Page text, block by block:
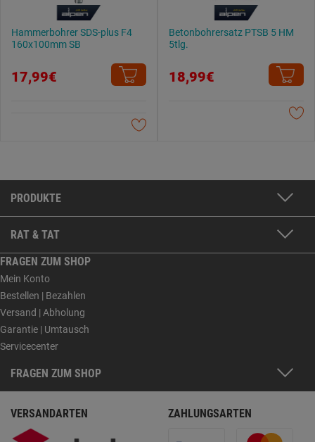
Hammerbohrer SDS-plus F4
160x100mm SB
17,99€
Betonbohrersatz PTSB 5 HM
5tlg.
18,99€
PRODUKTE
RAT & TAT
FRAGEN ZUM SHOP
Mein Konto
Bestellen | Bezahlen
Versand | Abholung
Garantie | Umtausch
Servicecenter
FRAGEN ZUM SHOP
VERSANDARTEN ZAHLUNGSARTEN